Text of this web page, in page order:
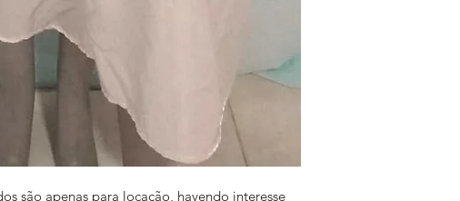
são apenas para locação, havendo interesse